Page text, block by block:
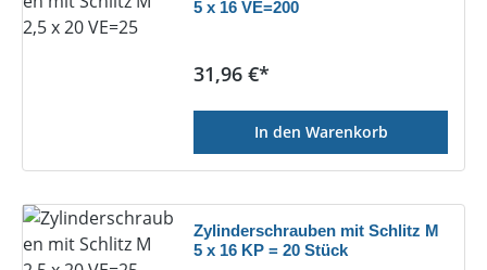
5 x 16 VE=200
Regulärer Preis:
31,96 €*
In den Warenkorb
Zylinderschrauben mit Schlitz M
5 x 16 KP = 20 Stück